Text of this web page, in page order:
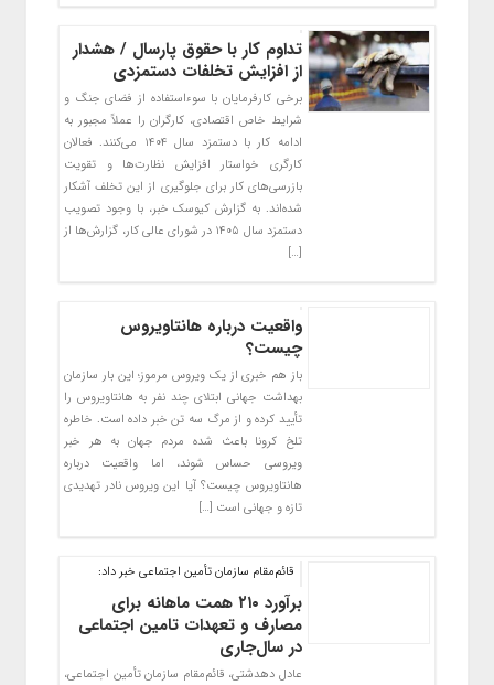
تداوم کار با حقوق پارسال / هشدار
از افزایش تخلفات دستمزدی
برخی کارفرمایان با سوءاستفاده از فضای جنگ و
شرایط خاص اقتصادی، کارگران را عملاً مجبور به
ادامه کار با دستمزد سال ۱۴۰۴ می‌کنند. فعالان
کارگری خواستار افزایش نظارت‌ها و تقویت
بازرسی‌های کار برای جلوگیری از این تخلف آشکار
شده‌اند. به گزارش کیوسک خبر، با وجود تصویب
دستمزد سال ۱۴۰۵ در شورای عالی کار، گزارش‌ها از
[…]
واقعیت درباره هانتاویروس
چیست؟
باز هم خبری از یک ویروس مرموز؛ این بار سازمان
بهداشت جهانی ابتلای چند نفر به هانتاویروس را
تأیید کرده و از مرگ سه تن خبر داده است. خاطره
تلخ کرونا باعث شده مردم جهان به هر خبر
ویروسی حساس شوند، اما واقعیت درباره
هانتاویروس چیست؟ آیا این ویروس نادر تهدیدی
تازه و جهانی است […]
قائم‌مقام سازمان تأمین اجتماعی خبر داد:
برآورد ۲۱۰ همت ماهانه برای
مصارف و تعهدات تامین اجتماعی
در سال‌جاری
عادل دهدشتی، قائم‌مقام سازمان تأمین اجتماعی،